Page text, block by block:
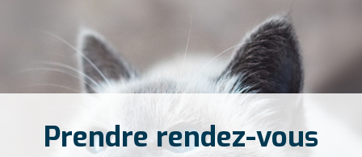
Prendre rendez-vous